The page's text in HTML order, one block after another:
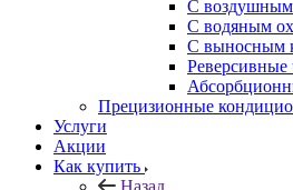
С
С водяным
С выносным
Реверсивные
Прецизионные
Услуги
Акции
Как купить
Назад